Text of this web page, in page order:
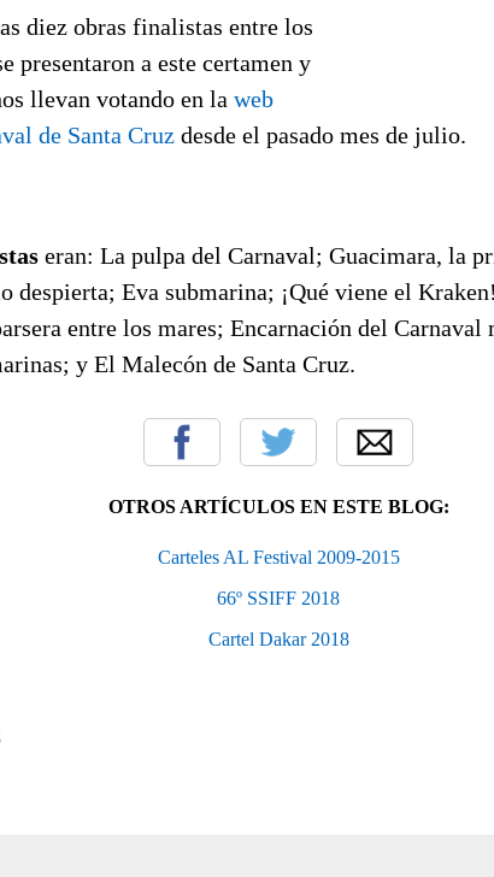
diez obras finalistas entre los
presentaron a este certamen y
llevan votando en la web
de Santa Cruz desde el pasado mes de julio.
eran: La pulpa del Carnaval; Guacimara, la
despierta; Eva submarina; ¡Qué viene el
entre los mares; Encarnación del Carnaval
y El Malecón de Santa Cruz.
OTROS ARTÍCULOS EN ESTE BLOG:
Carteles AL Festival 2009-2015
66º SSIFF 2018
Cartel Dakar 2018